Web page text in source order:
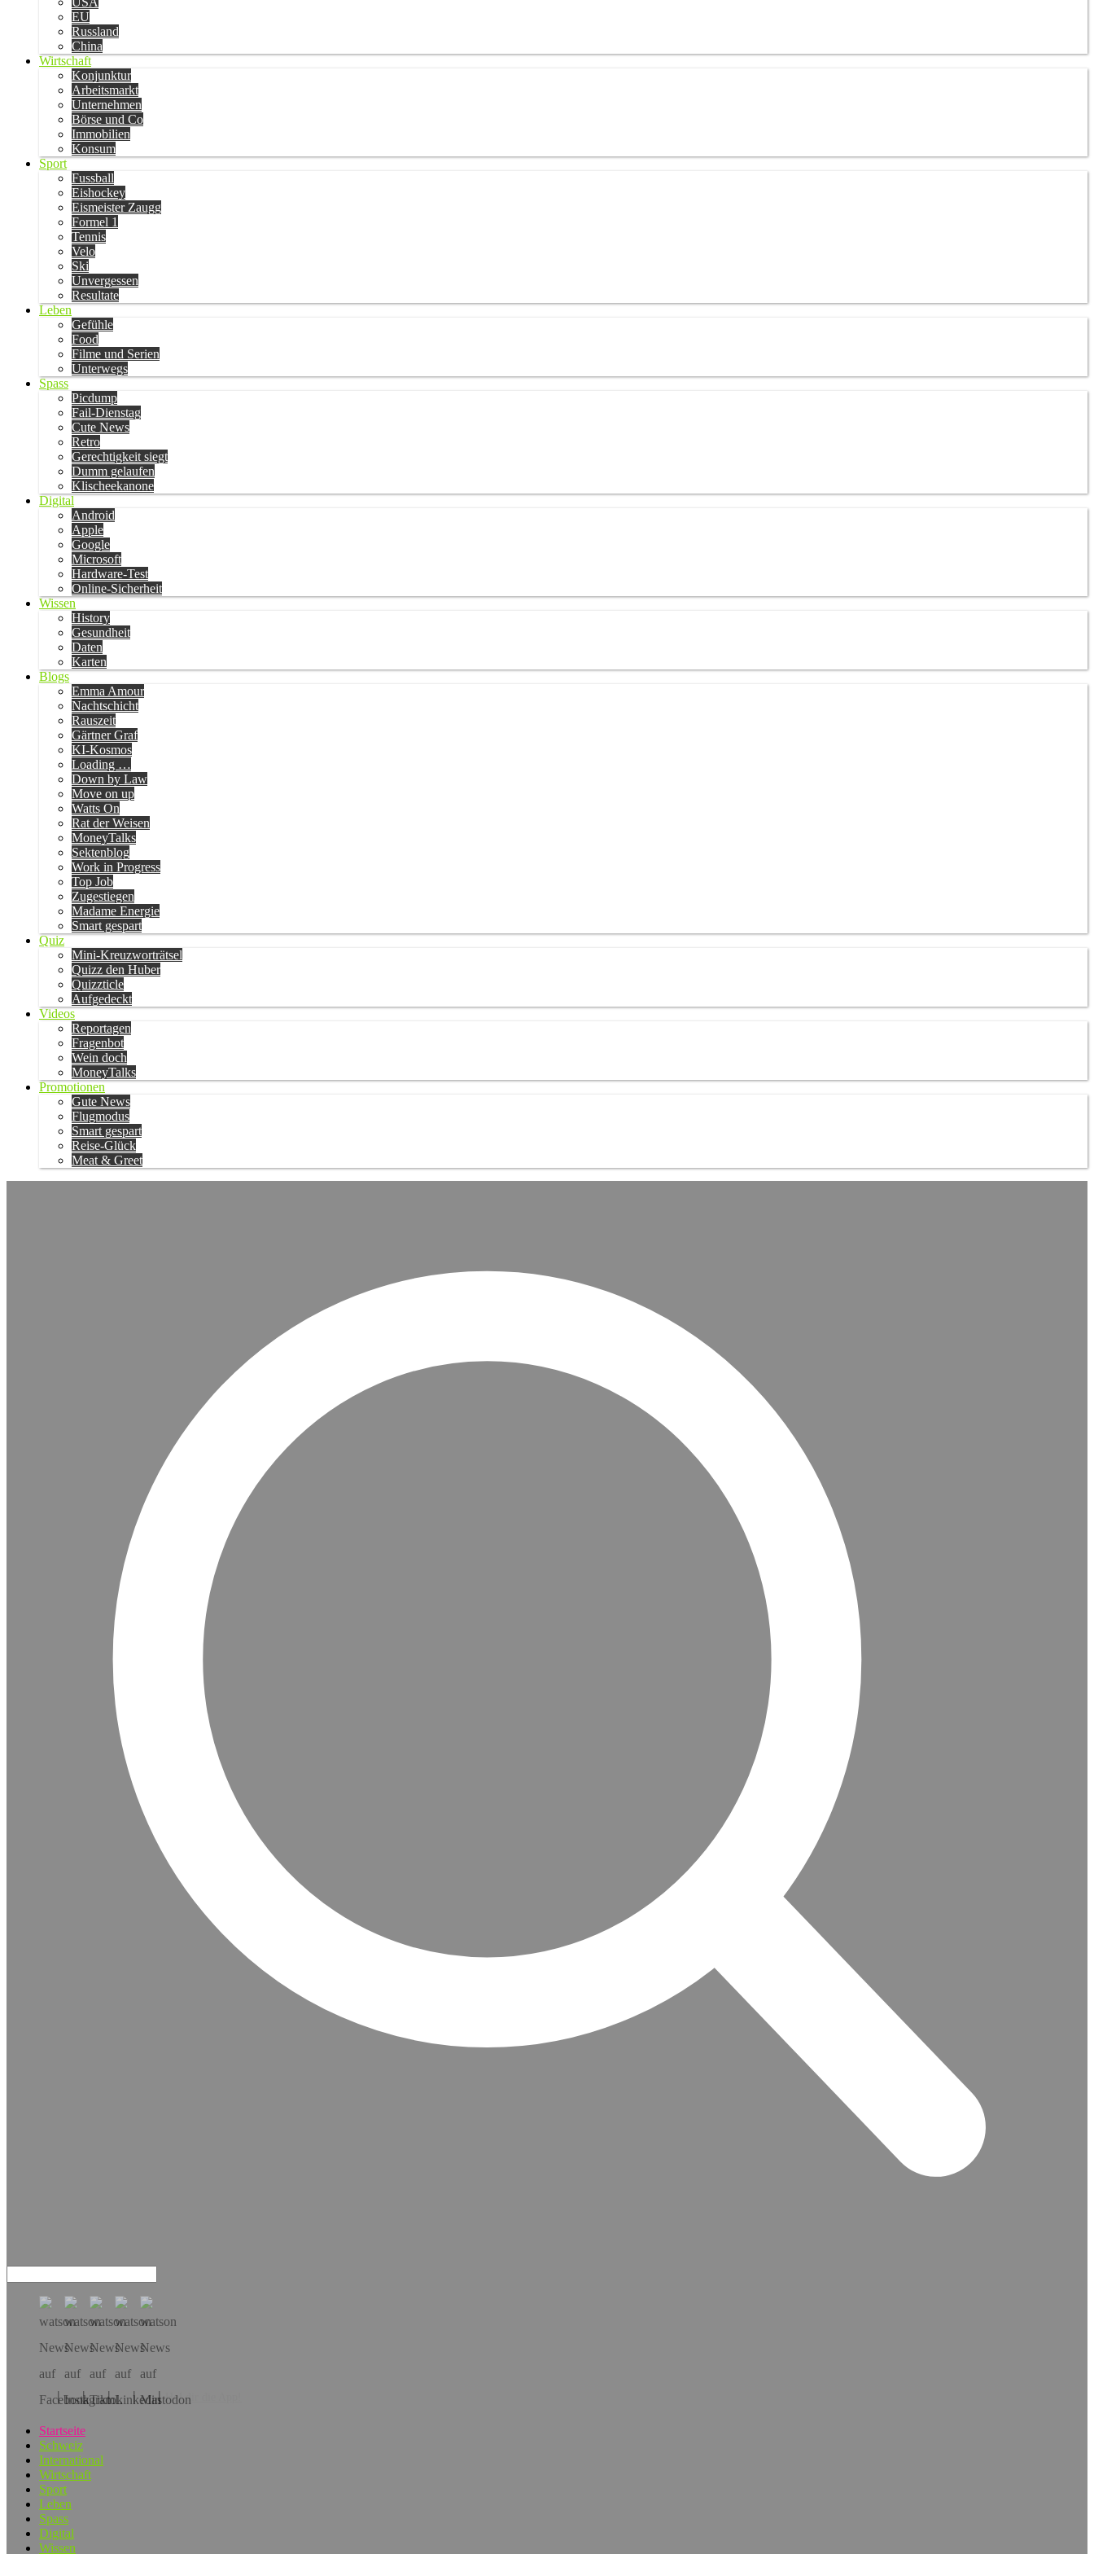
EU
Russland
China
Wirtschaft
Konjunktur
Arbeitsmarkt
Unternehmen
Börse und Co
Immobilien
Konsum
Sport
Fussball
Eishockey
Eismeister Zaugg
Formel 1
Tennis
Velo
Ski
Unvergessen
Resultate
Leben
Gefühle
Food
Filme und Serien
Unterwegs
Spass
Picdump
Fail-Dienstag
Cute News
Retro
Gerechtigkeit siegt
Dumm gelaufen
Klischeekanone
Digital
Android
Apple
Google
Microsoft
Hardware-Test
Online-Sicherheit
Wissen
History
Gesundheit
Daten
Karten
Blogs
Emma Amour
Nachtschicht
Rauszeit
Gärtner Graf
KI-Kosmos
Loading …
Down by Law
Move on up
Watts On
Rat der Weisen
MoneyTalks
Sektenblog
Work in Progress
Top Job
Zugestiegen
Madame Energie
Smart gespart
Quiz
Mini-Kreuzworträtsel
Quizz den Huber
Quizzticle
Aufgedeckt
Videos
Reportagen
Fragenbot
Wein doch
MoneyTalks
Promotionen
Gute News
Flugmodus
Smart gespart
Reise-Glück
Meat & Greet
Hol dir die App!
Startseite
Schweiz
International
Wirtschaft
Sport
Leben
Spass
Digital
Wissen